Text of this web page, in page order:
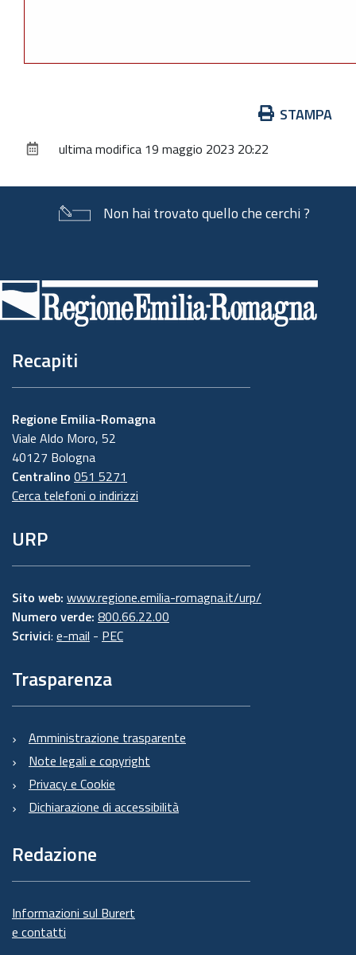
documento
STAMPA
ultima modifica 19 maggio 2023 20:22
Non hai trovato quello che cerchi ?
di
pagina
Recapiti
Regione Emilia-Romagna
Viale Aldo Moro, 52
40127 Bologna
Centralino 051 5271
Cerca telefoni o indirizzi
URP
Sito web: www.regione.emilia-romagna.it/urp/
Numero verde: 800.66.22.00
Scrivici: e-mail - PEC
Trasparenza
Amministrazione trasparente
Note legali e copyright
Privacy e Cookie
Dichiarazione di accessibilità
Redazione
Informazioni sul Burert
e contatti